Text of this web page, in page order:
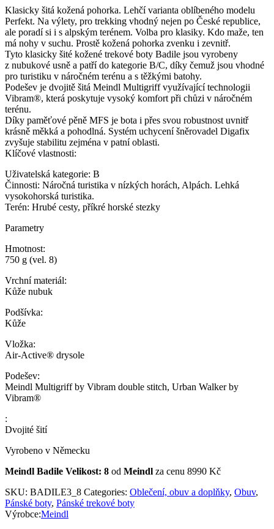
Klasicky šitá kožená pohorka. Lehčí varianta oblíbeného modelu
Perfekt. Na výlety, pro trekking vhodný nejen po České republice,
ale poradí si i s alpským terénem. Volba pro klasiky. Kdo maže, ten
má nohy v suchu. Prostě kožená pohorka zvenku i zevnitř.
Tyto klasicky šité kožené trekové boty Badile jsou vyrobeny
z nubukové usně a patří do kategorie B/C, díky čemuž jsou vhodné
pro turistiku v náročném terénu a s těžkými batohy.
Podešev je dvojitě šitá Meindl Multigriff využívající technologii
Vibram®, která poskytuje vysoký komfort při chůzi v náročném
terénu.
Díky paměťové pěně MFS je bota i přes svou robustnost uvnitř
krásně měkká a pohodlná. Systém uchycení šněrovadel Digafix
zvyšuje stabilitu zejména v patní oblasti.
Klíčové vlastnosti:
Uživatelská kategorie: B
Činnosti: Náročná turistika v nízkých horách, Alpách. Lehká
vysokohorská turistika.
Terén: Hrubé cesty, příkré horské stezky
Parametry
Hmotnost:
750 g (vel. 8)
Vrchní materiál:
Kůže nubuk
Podšívka:
Kůže
Vložka:
Air-Active® drysole
Podešev:
Meindl Multigriff by Vibram double stitch, Urban Walker by
Vibram®
:
Dvojité šití
Vyrobeno v Německu
Meindl Badile Velikost: 8 od Meindl za cenu 8990 Kč
SKU: BADILE3_8 Categories: Oblečení, obuv a doplňky, Obuv,
Pánské boty, Pánské trekové boty
Výrobce:Meindl